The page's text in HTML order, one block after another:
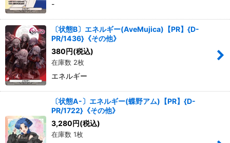
-
〔状態B〕エネルギー(AveMujica)【PR】{D-
PR/1436}《その他》
380円(税込)
在庫数 2枚
エネルギー
〔状態A-〕エネルギー(蝶野アム)【PR】{D-
PR/1722}《その他》
3,280円(税込)
在庫数 1枚